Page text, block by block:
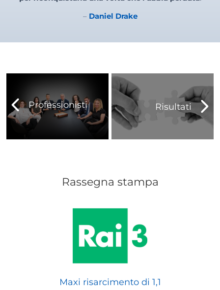
– Daniel Drake
Professionisti Risultati
milioni di euro ai familiari